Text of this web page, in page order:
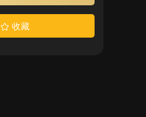
收藏